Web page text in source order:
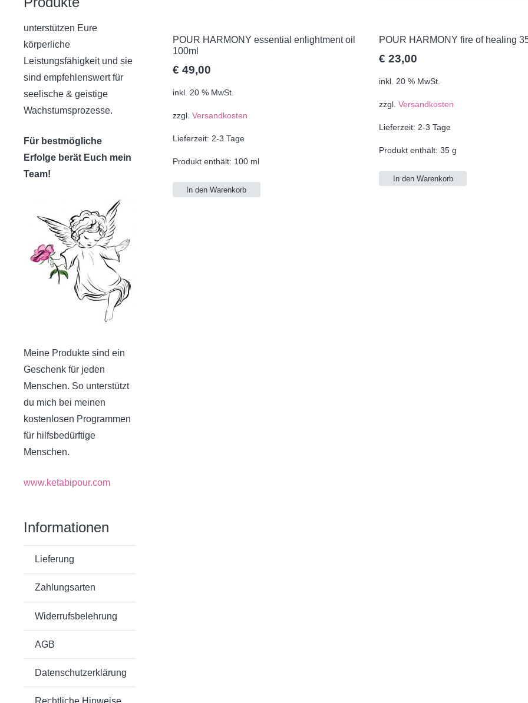
POUR HARMONY essential enlightment oil
100ml
€ 49,00
inkl. 20 % MwSt.
zzgl. Versandkosten
Lieferzeit: 2-3 Tage
Produkt enthält: 100 ml
In den Warenkorb
POUR HARMONY fire of healing
€ 23,00
inkl. 20 % MwSt.
zzgl.Versandkosten
Lieferzeit: 2-3 Tage
Produkt enthält: 35g
In den Warenkorb
unterstützen Eure
körperliche
Leistungsfähigkeit und sie
sind empfehlenswert für
seelische & geistige
Wachstumsprozesse.
Für bestmögliche
Erfolge berät Euch mein
Team!
Meine Produkte sind ein
Geschenk für jeden
Menschen. So unterstützt
du mich bei meinen
kostenlosen Programmen
für hilfsbedürftige
Menschen.
www.ketabipour.com
Informationen
Lieferung
Zahlungsarten
Widerrufsbelehrung
AGB
Datenschutzerklärung
Rechtliche Hinweise